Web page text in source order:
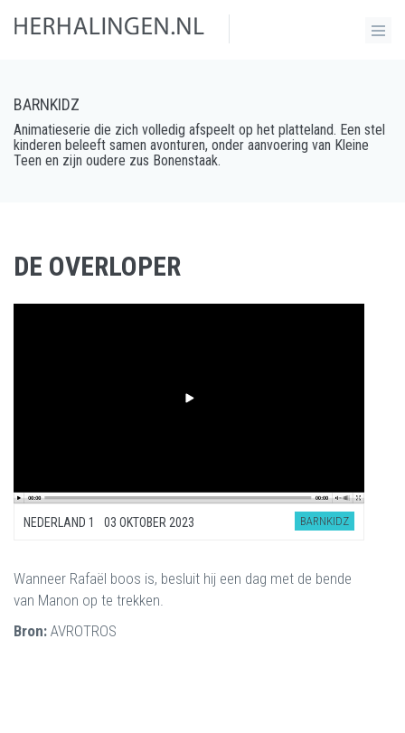
BARNKIDZ
Animatieserie die zich volledig afspeelt op het platteland. Een stel
kinderen beleeft samen avonturen, onder aanvoering van Kleine
Teen en zijn oudere zus Bonenstaak.
DE OVERLOPER
NEDERLAND 1 03 OKTOBER 2023 BARNKIDZ
Wanneer Rafaël boos is, besluit hij een dag met de bende
van Manon op te trekken.
Bron: AVROTROS